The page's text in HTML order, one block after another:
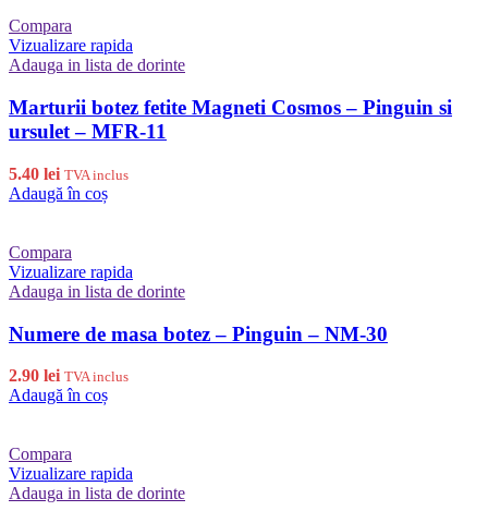
Compara
Vizualizare rapida
Adauga in lista de dorinte
Marturii botez fetite Magneti Cosmos – Pinguin si
ursulet – MFR-11
5.40 lei TVA inclus
Adaugă în coș
Compara
Vizualizare rapida
Adauga in lista de dorinte
Numere de masa botez – Pinguin – NM-30
2.90 lei TVA inclus
Adaugă în coș
Compara
Vizualizare rapida
Adauga in lista de dorinte